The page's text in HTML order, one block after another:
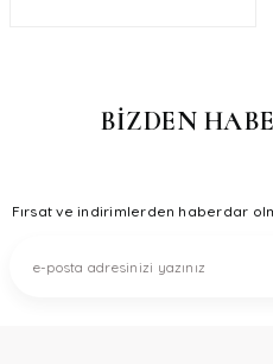
BİZDEN
Fırsat ve indirimlerden haberdar